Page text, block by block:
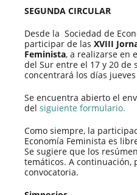
SEGUNDA CIRCULAR
Desde la Sociedad de
participar de las XVIII
Feminista, a realizarse en
del Sur entre el 17 y 20 de
concentrará los días
Se encuentra abierto el
del siguiente formulario.
Como siempre, la
Economía Feminista es
Se sugiere que los
temáticos. A continuación,
convocatoria.